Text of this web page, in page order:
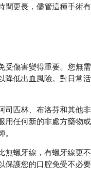
間更長，儘管這種手術有
受傷害變得重要。您無需
降低出血風險。對日常活
司匹林、布洛芬和其他非
用任何新的非處方藥物或
。
無蠟牙線，有蠟牙線更不
保護您的口腔免受不必要